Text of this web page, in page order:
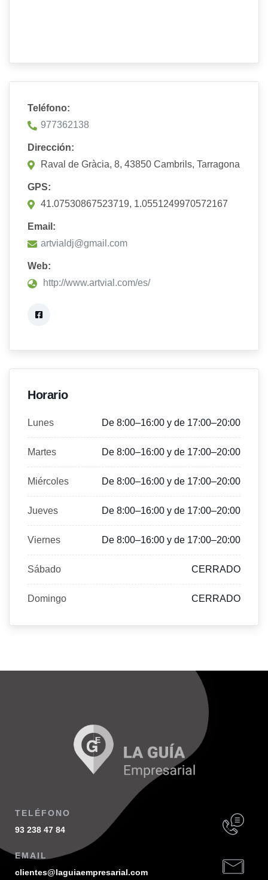
Teléfono:
977362138
Dirección:
Raval de Gràcia, 8, 43850 Cambrils, Tarragona
GPS:
41.07530867523719, 1.0551249970572167
Email:
artvialdj@gmail.com
Web:
http://www.artvial.com/es/
Horario
Lunes De 8:00–16:00 y de 17:00–20:00
Martes De 8:00–16:00 y de 17:00–20:00
Miércoles De 8:00–16:00 y de 17:00–20:00
Jueves De 8:00–16:00 y de 17:00–20:00
Viernes De 8:00–16:00 y de 17:00–20:00
Sábado CERRADO
Domingo CERRADO
TELÉFONO
93 238 47 84
EMAIL
clientes@laguiaempresarial.com